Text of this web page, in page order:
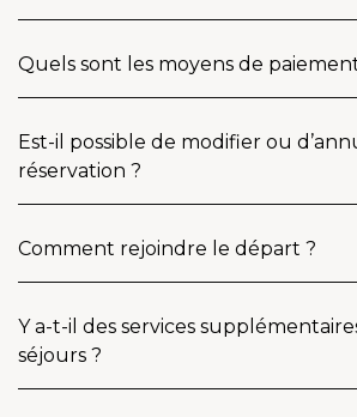
Quels sont les moyens de
Est-il possible de modifier ou
réservation ?
Comment rejoindre le départ ?
Y a-t-il des services
séjours ?